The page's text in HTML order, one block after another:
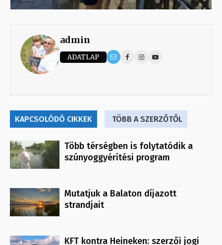
admin
ADATLAP
KAPCSOLÓDÓ CIKKEK TÖBB A SZERZŐTŐL
Több térségben is folytatódik a
szúnyoggyérítési program
Mutatjuk a Balaton díjazott
strandjait
KFT kontra Heineken: szerzői jogi